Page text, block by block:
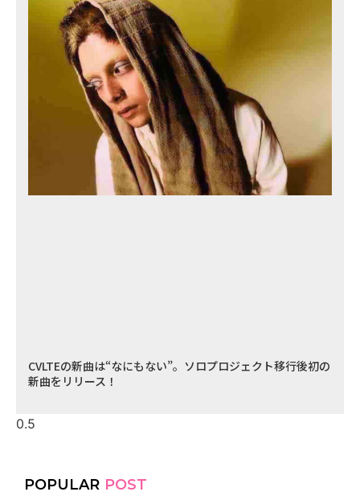
CVLTEの新曲は“なにもない”。ソロプロジェクト移行後初の
新曲をリリース！
POPULAR POST